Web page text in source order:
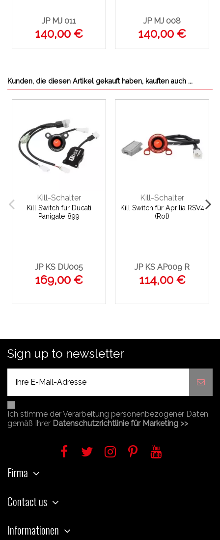
JP MJ 011
140,00 €
JP MJ 008
140,00 €
Kunden, die diesen Artikel gekauft haben, kauften auch ...
Kill-Schalter
Kill Switch für Ducati
Panigale 899
JP KS DU005
169,00 €
Kill-Schalter
Kill Switch für Aprilia RSV4
(Rot)
JP KS AP009 R
114,00 €
Sign up to newsletter
Ich stimme der Verarbeitung personenbezogener Daten
gemäß Ihrer Datenschutzrichtlinie für Marketing >>
Firma
Contact us
Informationen